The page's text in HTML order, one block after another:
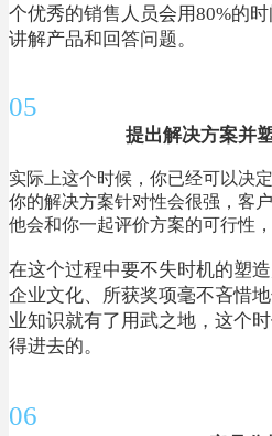
个优秀的销售人员会用80%的
讲解产品和回答问题。
05
提出解决方案并
实际上这个时候，你已经可以决
你的解决方案针对性会很强，客
他会和你一起评价方案的可行性
在这个过程中要不失时机的塑
企业文化、所获奖项毫不吝惜
业知识就有了用武之地，这个
得进去的。
06